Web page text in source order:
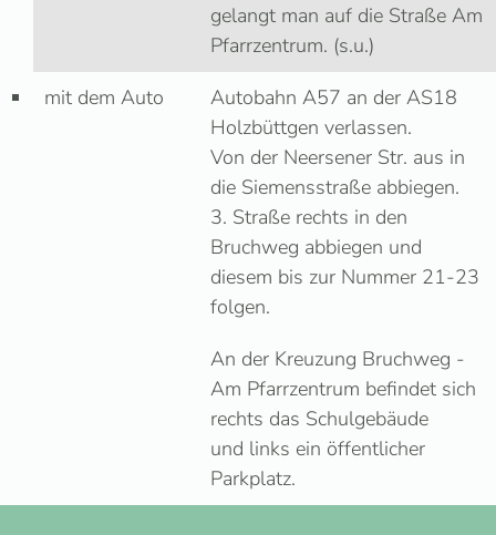
gelangt man auf die Straße Am
Pfarrzentrum. (s.u.)
mit dem Auto
Autobahn A57 an der AS18
Holzbüttgen verlassen.
Von der Neersener Str. aus in
die Siemensstraße abbiegen.
3. Straße rechts in den
Bruchweg abbiegen und
diesem bis zur Nummer 21-23
folgen.
An der Kreuzung Bruchweg -
Am Pfarrzentrum befindet sich
rechts das Schulgebäude
und links ein öffentlicher
Parkplatz.